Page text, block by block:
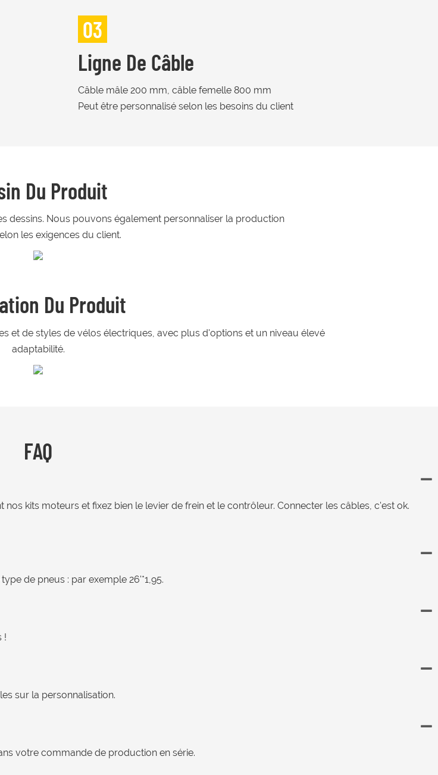
03
Ligne De Câble
Câble mâle 200 mm, câble femelle 800 mm
Peut être personnalisé selon les besoins du client
Du Produit
dessins. Nous pouvons également personnaliser la production
les exigences du client.
Du Produit
et de styles de vélos électriques, avec plus d'options et un niveau élevé
adaptabilité.
FAQ
kits moteurs et fixez bien le levier de frein et le contrôleur. Connecter les câbles, c'est ok.
de pneus : par exemple 26'*1,95.
!
sur la personnalisation.
votre commande de production en série.